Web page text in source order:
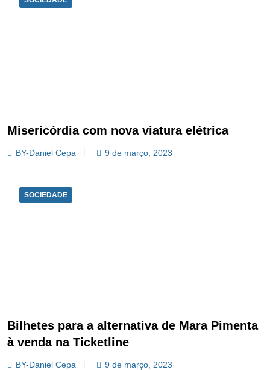
Misericórdia com nova viatura elétrica
BY-Daniel Cepa 9 de março, 2023
SOCIEDADE
Bilhetes para a alternativa de Mara Pimenta
à venda na Ticketline
BY-Daniel Cepa 9 de março, 2023